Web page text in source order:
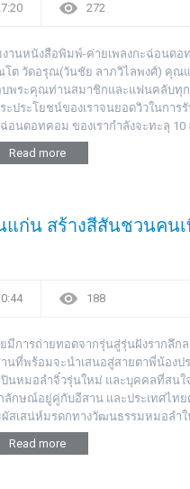
272
านหนังสือพิมพ์-ค่ายเพลงกะฉ่อนด
ต วัดอรุณ(วันชัย ลาภวิไลพงศ์) คุณ
พระคุณท่านสมาชิกและแฟนคลับทุก
ะประโยชน์ของเราจนยอดวิวในกา
อนดอทคอม ของเรากำลังจะทะลุ
Read more
ก่น สร้างสีสันชวนคน
188
มีการถ่ายทอดจากรุ่นสู่รุ่นฝังรากลึก
นที่พร้อมจะนำเสนอสู่สายตาพี่น้องป
นหมอลำจิ๋วรุ่นใหม่ และบุคคลที่สน
ลักษณ์อยู่คู่กับอีสาน และประเทศไทย
สเสน่ห์มรดกทางวัฒนธรรมหมอลำ
Read more